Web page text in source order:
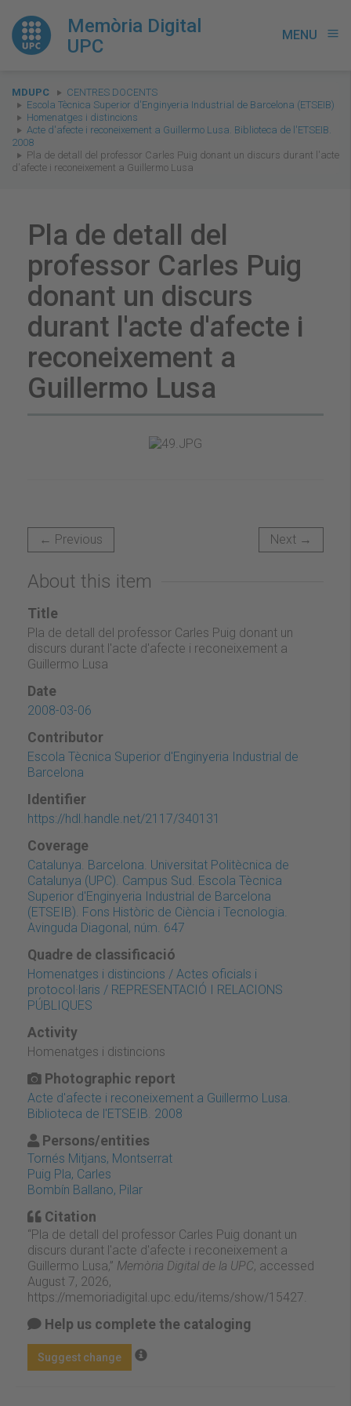
Memòria Digital
UPC
MENU menu
You
are
here:
MDUPC
CENTRES DOCENTS
Escola Tècnica Superior d'Enginyeria Industrial de Barcelona (ETSEIB)
Homenatges i distincions
Acte d'afecte i reconeixement a Guillermo Lusa. Biblioteca de l'ETSEIB.
2008
Pla de detall del professor Carles Puig donant un discurs durant l'acte
d'afecte i reconeixement a Guillermo Lusa
Pla de detall del
professor Carles Puig
donant un discurs
durant l'acte d'afecte i
reconeixement a
Guillermo Lusa
← Previous Next →
About this item
Title
Pla de detall del professor Carles Puig donant un
discurs durant l'acte d'afecte i reconeixement a
Guillermo Lusa
Date
2008-03-06
Contributor
Escola Tècnica Superior d'Enginyeria Industrial de
Barcelona
Identifier
https://hdl.handle.net/2117/340131
Coverage
Catalunya. Barcelona. Universitat Politècnica de
Catalunya (UPC). Campus Sud. Escola Tècnica
Superior d'Enginyeria Industrial de Barcelona
(ETSEIB). Fons Històric de Ciència i Tecnologia.
Avinguda Diagonal, núm. 647
Quadre de classificació
Homenatges i distincions / Actes oficials i
protocol·laris / REPRESENTACIÓ I RELACIONS
PÚBLIQUES
Activity
Homenatges i distincions
Photographic report
Acte d'afecte i reconeixement a Guillermo Lusa.
Biblioteca de l'ETSEIB. 2008
Persons/entities
Tornés Mitjans, Montserrat
Puig Pla, Carles
Bombín Ballano, Pilar
Citation
“Pla de detall del professor Carles Puig donant un
discurs durant l'acte d'afecte i reconeixement a
Guillermo Lusa,” Memòria Digital de la UPC, accessed
August 7, 2026,
https://memoriadigital.upc.edu/items/show/15427
Help us complete the cataloging
Suggest change